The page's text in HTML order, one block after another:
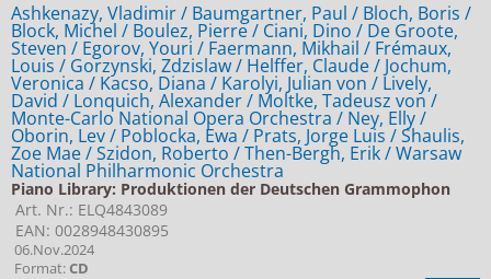
Ashkenazy, Vladimir / Baumgartner, Paul / Bloch, Boris /
Block, Michel / Boulez, Pierre / Ciani, Dino / De Groote,
Steven / Egorov, Youri / Faermann, Mikhail / Frémaux,
Louis / Gorzynski, Zdzislaw / Helffer, Claude / Jochum,
Veronica / Kacso, Diana / Karolyi, Julian von / Lively,
David / Lonquich, Alexander / Moltke, Tadeusz von /
Monte-Carlo National Opera Orchestra / Ney, Elly /
Oborin, Lev / Poblocka, Ewa / Prats, Jorge Luis / Shaulis,
Zoe Mae / Szidon, Roberto / Then-Bergh, Erik / Warsaw
National Philharmonic Orchestra
Piano Library: Produktionen der Deutschen Grammophon
Art. Nr.: ELQ4843089
EAN: 0028948430895
06.Nov.2024
Format:CD